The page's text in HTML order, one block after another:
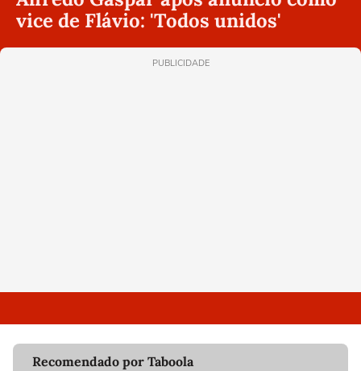
vice de Flávio: 'Todos unidos'
PUBLICIDADE
Recomendado por Taboola